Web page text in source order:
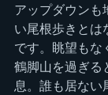
アップダウンも
い尾根歩きとは
です。眺望もな
鶴脚山を過ぎる
息。誰も居ない